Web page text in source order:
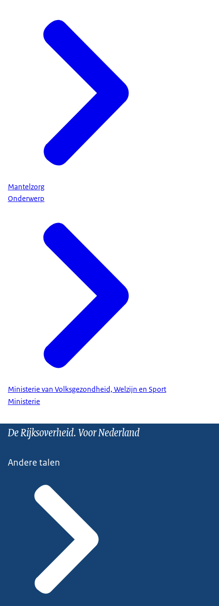
Mantelzorg
Onderwerp
Ministerie van Volksgezondheid, Welzijn en Sport
Ministerie
De Rijksoverheid. Voor Nederland
Andere talen